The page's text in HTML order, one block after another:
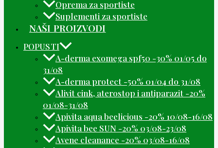
Oprema za sportiste
Suplementi za sportiste
NAŠI PROIZVODI
POPUSTI
A-derma exomega spf50 -30% 01/05 do
31/08
A-derma protect -50% 01/04 do 31/08
Alivit cink, aterostop i antiparazit -20%
01/08-31/08
Apivita aqua beelicious -20% 10/08-16/08
Apivita bee SUN -20% 03/08-23/08
Avene cleanance -20% 03/08-16/08